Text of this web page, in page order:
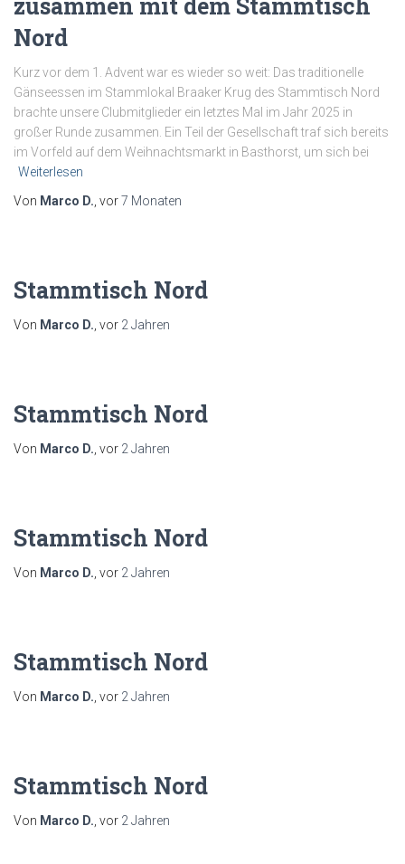
Nord
Kurz vor dem 1. Advent war es wieder so weit: Das traditionelle
Gänseessen im Stammlokal Braaker Krug des Stammtisch Nord
brachte unsere Clubmitglieder ein letztes Mal im Jahr 2025 in
großer Runde zusammen. Ein Teil der Gesellschaft traf sich bereits
im Vorfeld auf dem Weihnachtsmarkt in Basthorst, um sich bei
Weiterlesen
Von Marco D. , vor7 Monaten
Stammtisch Nord
Von Marco D. , vor 2 Jahren
Stammtisch Nord
Von Marco D. , vor 2 Jahren
Stammtisch Nord
Von Marco D. , vor 2 Jahren
Stammtisch Nord
Von Marco D. , vor 2 Jahren
Stammtisch Nord
Von Marco D. , vor 2 Jahren